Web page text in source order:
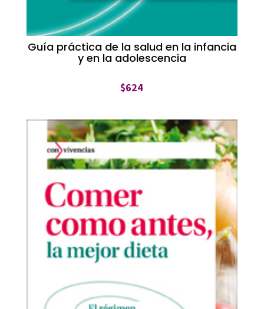
Guía práctica de la salud en la infancia
y en la adolescencia
$624